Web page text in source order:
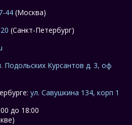
44 (Москва)
(Санкт-Петербург)
Подольских Курсантов д. 3, оф
ул. Савушкина 134, корп 1
до 18:00